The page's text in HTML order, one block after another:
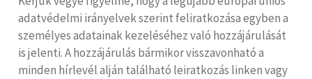
adatvédelmi irányelvek szerint feliratkozása egyben a
személyes adatainak kezeléséhez való hozzájárulását
is jelenti. A hozzájárulás bármikor visszavonható a
minden hírlevél alján található leiratkozás linken vagy